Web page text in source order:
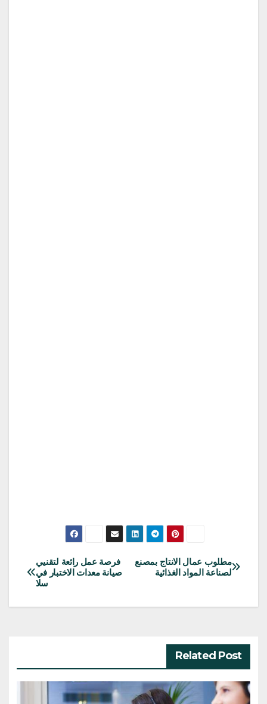
تصفّح
فرصة عمل رائعة لتقنيي
صيانة معدات الاختبار في
سلا
مطلوب عمال الانتاج بمصنع
لصناعة المواد الغذائية
Related Post